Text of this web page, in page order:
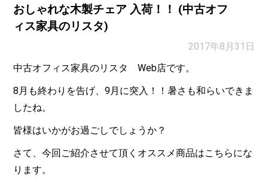
おしゃれな木製チェア 入荷！！ (中古オフ
ィス家具のリスタ)
2017年8月31日
中古オフィス家具のリスタ Web店です。
8月も終わりを告げ、9月に突入！！暑さも和らいできま
したね。
皆様はいかがお過ごしでしょうか？
さて、今回ご紹介させて頂くオススメ商品はこちらにな
ります。